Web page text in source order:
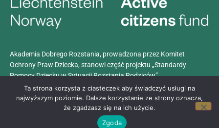
Akademia Dobrego Rozstania, prowadzona przez Komitet
Ochrony Praw Dziecka, stanowi część projektu „Standardy
Pomocy Dziecku w Sytuacji Rozstania Rodziców”.
Projekt realizowany jest z dotacji programuAktywni Obywatele –
Fundusz Krajowy, finansowanego przez Islandię, Liechtenstein i
Norwegię w ramach Funduszy EOG.
Ta strona korzysta z ciasteczek aby świadczyć usługi na
najwyższym poziomie. Dalsze korzystanie ze strony oznacza,
że zgadzasz się na ich użycie.
Zgoda